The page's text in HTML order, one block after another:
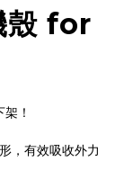
殼 for
！
，有效吸收外力